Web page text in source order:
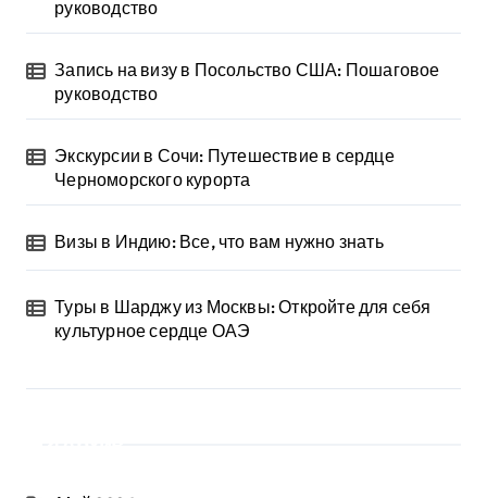
руководство
Запись на визу в Посольство США: Пошаговое
руководство
Экскурсии в Сочи: Путешествие в сердце
Черноморского курорта
Визы в Индию: Все, что вам нужно знать
Туры в Шарджу из Москвы: Откройте для себя
культурное сердце ОАЭ